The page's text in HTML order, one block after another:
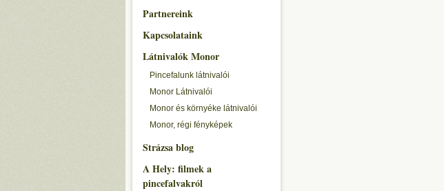
Partnereink
Kapcsolataink
Látnivalók Monor
Pincefalunk látnivalói
Monor Látnivalói
Monor és környéke látnivalói
Monor, régi fényképek
Strázsa blog
A Hely: filmek a
pincefalvakról